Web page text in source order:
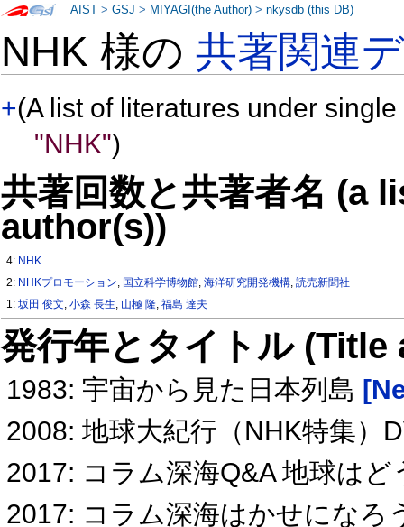
NHK 様の共著関連
+(A list of literatures under
"NHK")
共著回数と共著者名 (a
author(s))
4: NHK
2: NHKプロモーション, 国立科学博物館,海洋研究開発機構,読売新聞社
1:坂田 俊文,小森 長生, 山極 隆,福島 達夫
発行年とタイトル
1983: 宇宙から見た日本列島
2008: 地球大紀行（NHK特集）
2017: コラム深海Q&A 地球は
2017: コラム深海はかせになろ
AIST >GSJ > MIYAGI(the Author) >nkysdb (this DB)